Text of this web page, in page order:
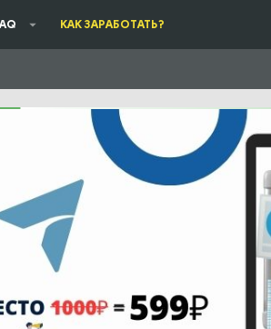
КАК ЗАРАБОТАТЬ?